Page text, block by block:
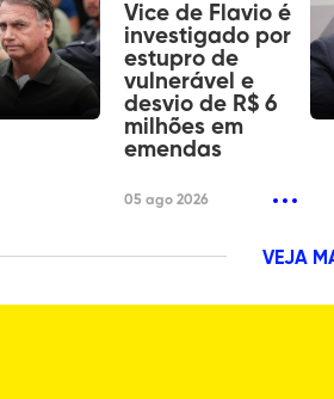
Vice de Flavio é
investigado por
estupro de
vulnerável e
desvio de R$ 6
milhões em
emendas
05 ago 2026
VEJA